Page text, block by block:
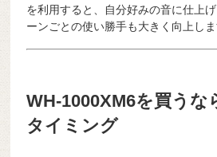
を利用すると、自分好みの音に仕上
ーンごとの使い勝手も大きく向上しま
WH-1000XM6を買うな
タイミング